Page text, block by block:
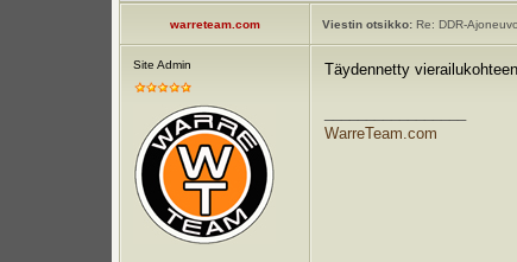
warreteam.com Viestin otsikko: Re: DDR-
Site Admin Täydennetty
WarreTeam.com